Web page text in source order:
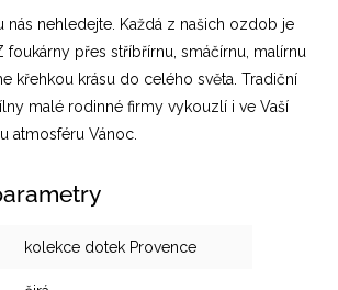
nás nehledejte. Každá z našich ozdob je
foukárny přes stříbřírnu, smáčírnu, malírnu
křehkou krásu do celého světa. Tradiční
malé rodinné firmy vykouzlí i ve Vaší
atmosféru Vánoc.
kolekce dotek Provence